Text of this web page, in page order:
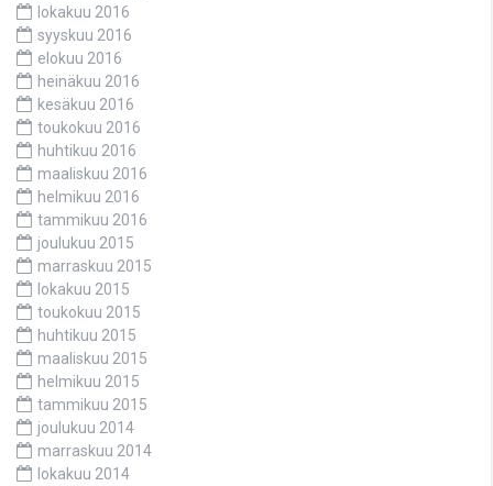
lokakuu 2016
syyskuu 2016
elokuu 2016
heinäkuu 2016
kesäkuu 2016
toukokuu 2016
huhtikuu 2016
maaliskuu 2016
helmikuu 2016
tammikuu 2016
joulukuu 2015
marraskuu 2015
lokakuu 2015
toukokuu 2015
huhtikuu 2015
maaliskuu 2015
helmikuu 2015
tammikuu 2015
joulukuu 2014
marraskuu 2014
lokakuu 2014